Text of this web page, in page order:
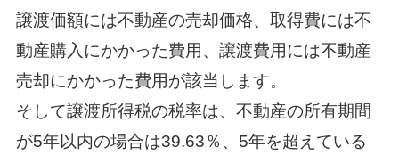
譲渡価額には不動産の売却価格、取得費には不
動産購入にかかった費用、譲渡費用には不動産
売却にかかった費用が該当します。
そして譲渡所得税の税率は、不動産の所有期間
が5年以内の場合は39.63％、5年を超えている